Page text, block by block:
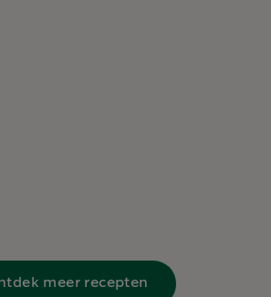
meer recepten